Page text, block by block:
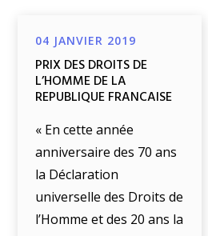
04 JANVIER 2019
PRIX DES DROITS DE
L’HOMME DE LA
REPUBLIQUE FRANCAISE
« En cette année
anniversaire des 70 ans
la Déclaration
universelle des Droits de
l’Homme et des 20 ans la